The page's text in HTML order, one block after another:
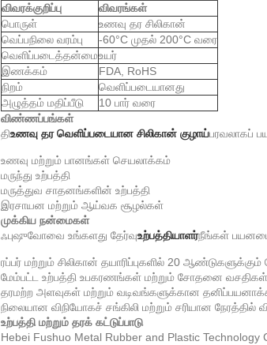
விவரக்குறிப்பு
விவரங்கள்
பொருள்
உணவு தர சிலிகான்
வெப்பநிலை வரம்பு
-60°C முதல் 200°C வரை
வெளிப்படைத்தன்மைஉயர்
இணக்கம்
FDA, RoHS
நிறம்
வெளிப்படையானது
அழுத்தம் மதிப்பீடு
10 பார் வரை
விண்ணப்பங்கள்
திஉணவு தர வெளிப்படையான சிலிகான் குழாய்பரவலாகப்
உணவு மற்றும் பானங்கள் செயலாக்கம்
மருந்து உற்பத்தி
மருத்துவ சாதனங்களின் உற்பத்தி
இரசாயன மற்றும் ஆய்வக சூழல்கள்
முக்கிய நன்மைகள்
ஃபுஷுவோவை உங்களது தேர்வுஉற்பத்தியாளர்நீங்கள்
ரப்பர் மற்றும் சிலிகான் தயாரிப்புகளில் 20
மேம்பட்ட உற்பத்தி உபகரணங்கள் மற்றும் சோதனை வசதிகள்
தரமற்ற அளவுகள் மற்றும் வடிவங்களுக்கான
நிலையான விநியோகச் சங்கிலி மற்றும் சரியான நேரத்தில்
உற்பத்தி மற்றும் தரக் கட்டுப்பாடு
Hebei Fushuo Metal Rubber and Plastic